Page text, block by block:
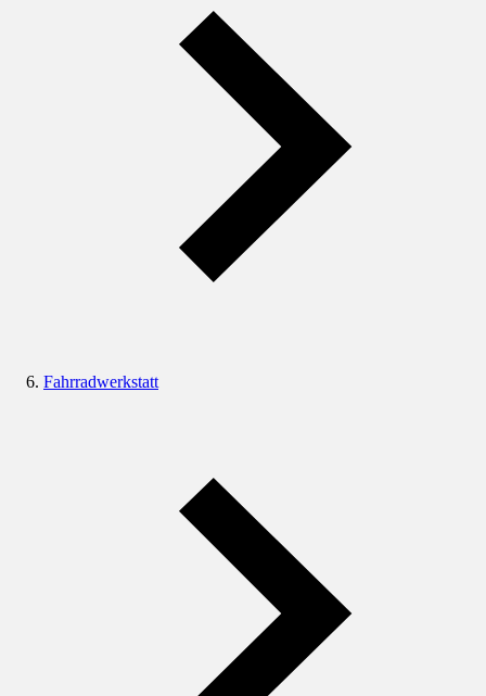
Fahrradwerkstatt